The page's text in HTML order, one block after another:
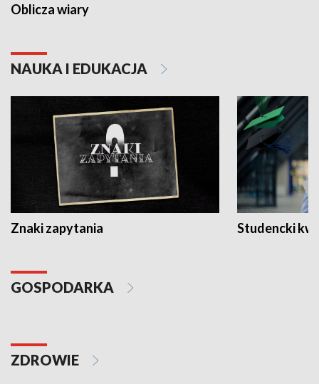
Oblicza wiary
NAUKA I EDUKACJA
Znaki zapytania Studencki
GOSPODARKA
ZDROWIE